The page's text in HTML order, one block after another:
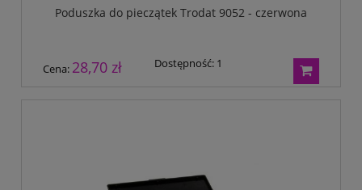
Poduszka do pieczątek Trodat 9052 - czerwona
Cena: 28,70 zł Dostępność: 1